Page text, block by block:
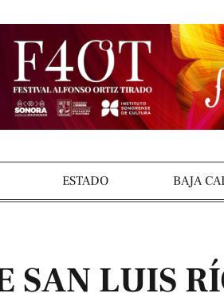
ESTADO BAJA
SAN LUIS